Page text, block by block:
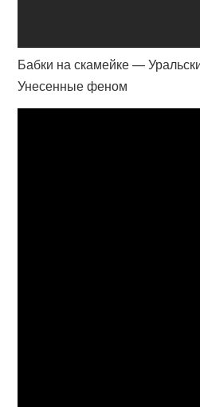
Бабки на скамейке —
Унесенные феном